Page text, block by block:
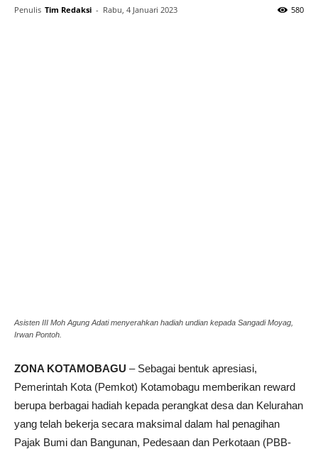
Penulis Tim Redaksi - Rabu, 4 Januari 2023 580
Asisten III Moh Agung Adati menyerahkan hadiah undian kepada Sangadi Moyag,
Irwan Pontoh.
ZONA KOTAMOBAGU – Sebagai bentuk apresiasi,
Pemerintah Kota (Pemkot) Kotamobagu memberikan reward
berupa berbagai hadiah kepada perangkat desa dan Kelurahan
yang telah bekerja secara maksimal dalam hal penagihan
Pajak Bumi dan Bangunan, Pedesaan dan Perkotaan (PBB-